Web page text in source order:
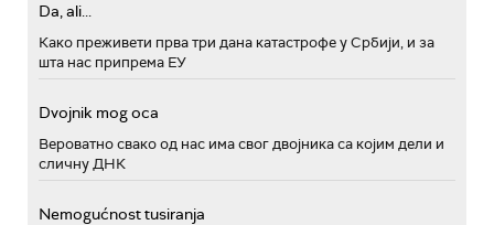
Da, ali...
Како преживети прва три дана катастрофе у Србији, и за
шта нас припрема ЕУ
Dvojnik mog oca
Вероватно свако од нас има свог двојника са којим дели и
сличну ДНК
Nemogućnost tusiranja